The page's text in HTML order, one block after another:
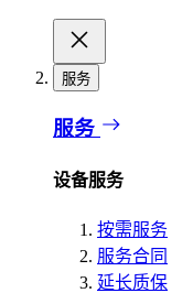
服务
服务
设备服务
按需服务
服务合同
延长质保